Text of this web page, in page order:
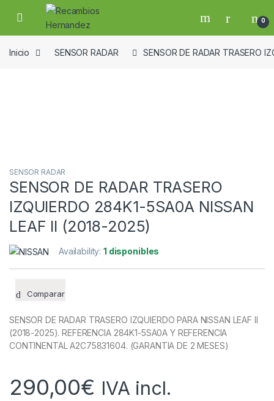
Skip to navigation
Skip to content
Open 0
Inicio SENSOR RADAR SENSOR DE RADAR TRASERO
SENSOR RADAR
SENSOR DE RADAR TRASERO
IZQUIERDO 284K1-5SA0A NISSAN
LEAF II (2018-2025)
Availability:1 disponibles
Comparar
SENSOR DE RADAR TRASERO IZQUIERDO PARA NISSAN LEAF II
(2018-2025). REFERENCIA 284K1-5SA0A Y REFERENCIA
CONTINENTAL A2C75831604. (GARANTIA DE 2 MESES)
290,00€ IVA incl.